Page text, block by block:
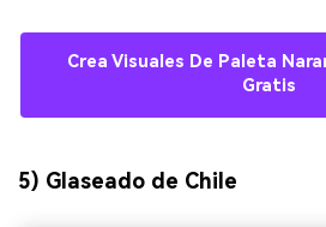
Crea Visuales De Paleta
Gratis
5) Glaseado de Chile